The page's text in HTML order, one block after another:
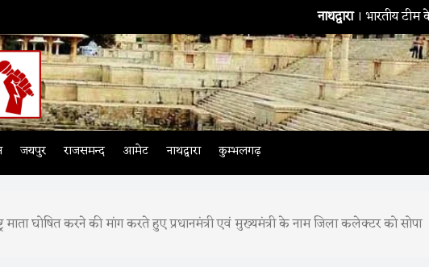
। भारतीय टीम के बैटिंग कोच सितांशु
जयपुर राजसमन्द आमेट नाथद्वारा कुम्भलगढ़
माता घोषित करने की मांग करते हुए प्रधानमंत्री एवं मुख्यमंत्री के नाम जिला कलेक्टर को सोपा